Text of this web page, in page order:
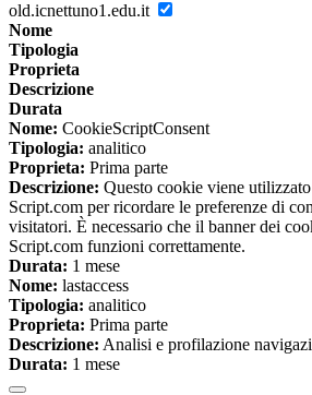
old.icnettuno1.edu.it
Nome
Tipologia
Proprieta
Descrizione
Durata
Nome: CookieScriptConsent
Tipologia: analitico
Proprieta: Prima parte
Descrizione: Questo cookie viene
Script.com per ricordare le preferenze di
visitatori. È necessario che il banner dei
Script.com funzioni correttamente.
Durata: 1 mese
Nome: lastaccess
Tipologia: analitico
Proprieta: Prima parte
Descrizione: Analisi e profilazione
Durata: 1 mese